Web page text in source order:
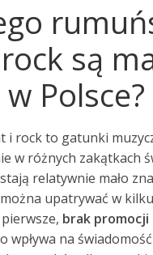
są
Polsce?
i rock to gatunki
w różnych zakątkach
relatywnie mało
upatrywać w
brak promocji
wpływa na